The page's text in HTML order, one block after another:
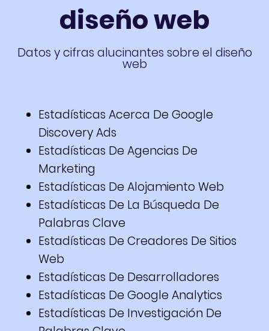
diseño web
Datos y cifras alucinantes sobre el diseño
web
Estadísticas Acerca De Google
Discovery Ads
Estadísticas De Agencias De
Marketing
Estadísticas De Alojamiento Web
Estadísticas De La Búsqueda De
Palabras Clave
Estadísticas De Creadores De Sitios
Web
Estadísticas De Desarrolladores
Estadísticas De Google Analytics
Estadísticas De Investigación De